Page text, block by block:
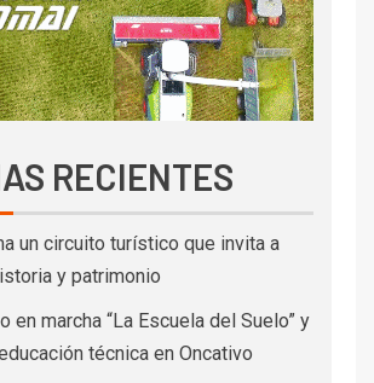
RECIENTES
un circuito turístico que invita a
y patrimonio
en marcha “La Escuela del Suelo” y
hizo historia en Palermo y
nacional
la Rural de Palermo la
de Investigación en Soja